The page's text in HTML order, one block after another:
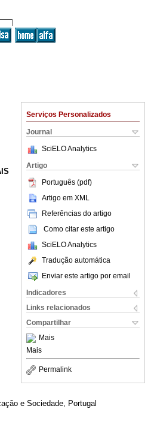
Serviços Personalizados
Journal
SciELO Analytics
Artigo
Português (pdf)
Artigo em XML
Referências do artigo
Como citar este artigo
SciELO Analytics
Tradução automática
Enviar este artigo por email
Indicadores
Links relacionados
Compartilhar
Mais
Mais
Permalink
e Sociedade, Portugal